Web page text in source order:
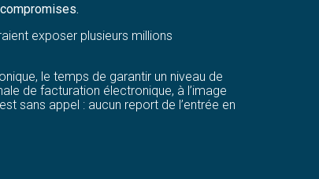
exposer plusieurs millions
le temps de garantir un niveau de
de facturation électronique, à l’image
sans appel : aucun report de l’entrée en